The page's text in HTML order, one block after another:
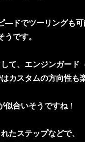
―ドでツーリングも
です。
て、エンジンガード
カスタムの方向性も
似合いそうですね ！
たステップなどで、